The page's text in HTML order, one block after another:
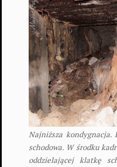
Najniższa kondygnacja.
schodowa. W środku
oddzielającej klatkę